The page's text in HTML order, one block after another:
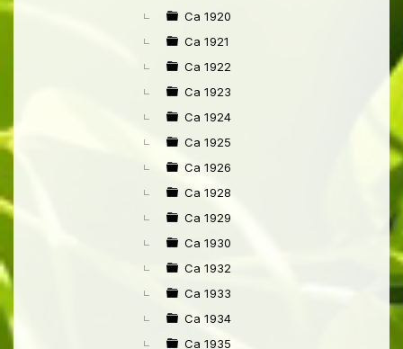
Ca 1920
Ca 1921
Ca 1922
Ca 1923
Ca 1924
Ca 1925
Ca 1926
Ca 1928
Ca 1929
Ca 1930
Ca 1932
Ca 1933
Ca 1934
Ca 1935